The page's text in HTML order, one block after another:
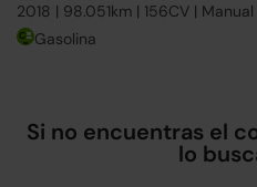
2018 | 98.051km | 156CV | Manual
Gasolina
Si no encuentras el
lo